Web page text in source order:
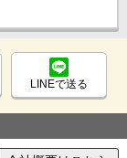
LINEで送る